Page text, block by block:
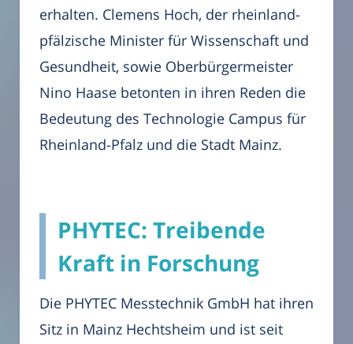
erhalten. Clemens Hoch, der rheinland-
pfälzische Minister für Wissenschaft und
Gesundheit, sowie Oberbürgermeister
Nino Haase betonten in ihren Reden die
Bedeutung des Technologie Campus für
Rheinland-Pfalz und die Stadt Mainz.
PHYTEC: Treibende
Kraft in Forschung
Die PHYTEC Messtechnik GmbH hat ihren
Sitz in Mainz Hechtsheim und ist seit